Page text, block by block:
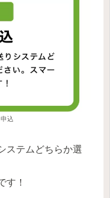
込
ステムどちらか選
す！